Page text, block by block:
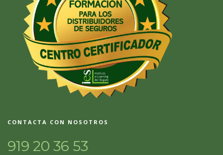
CONTACTA CON NOSOTROS
919 20 36 53